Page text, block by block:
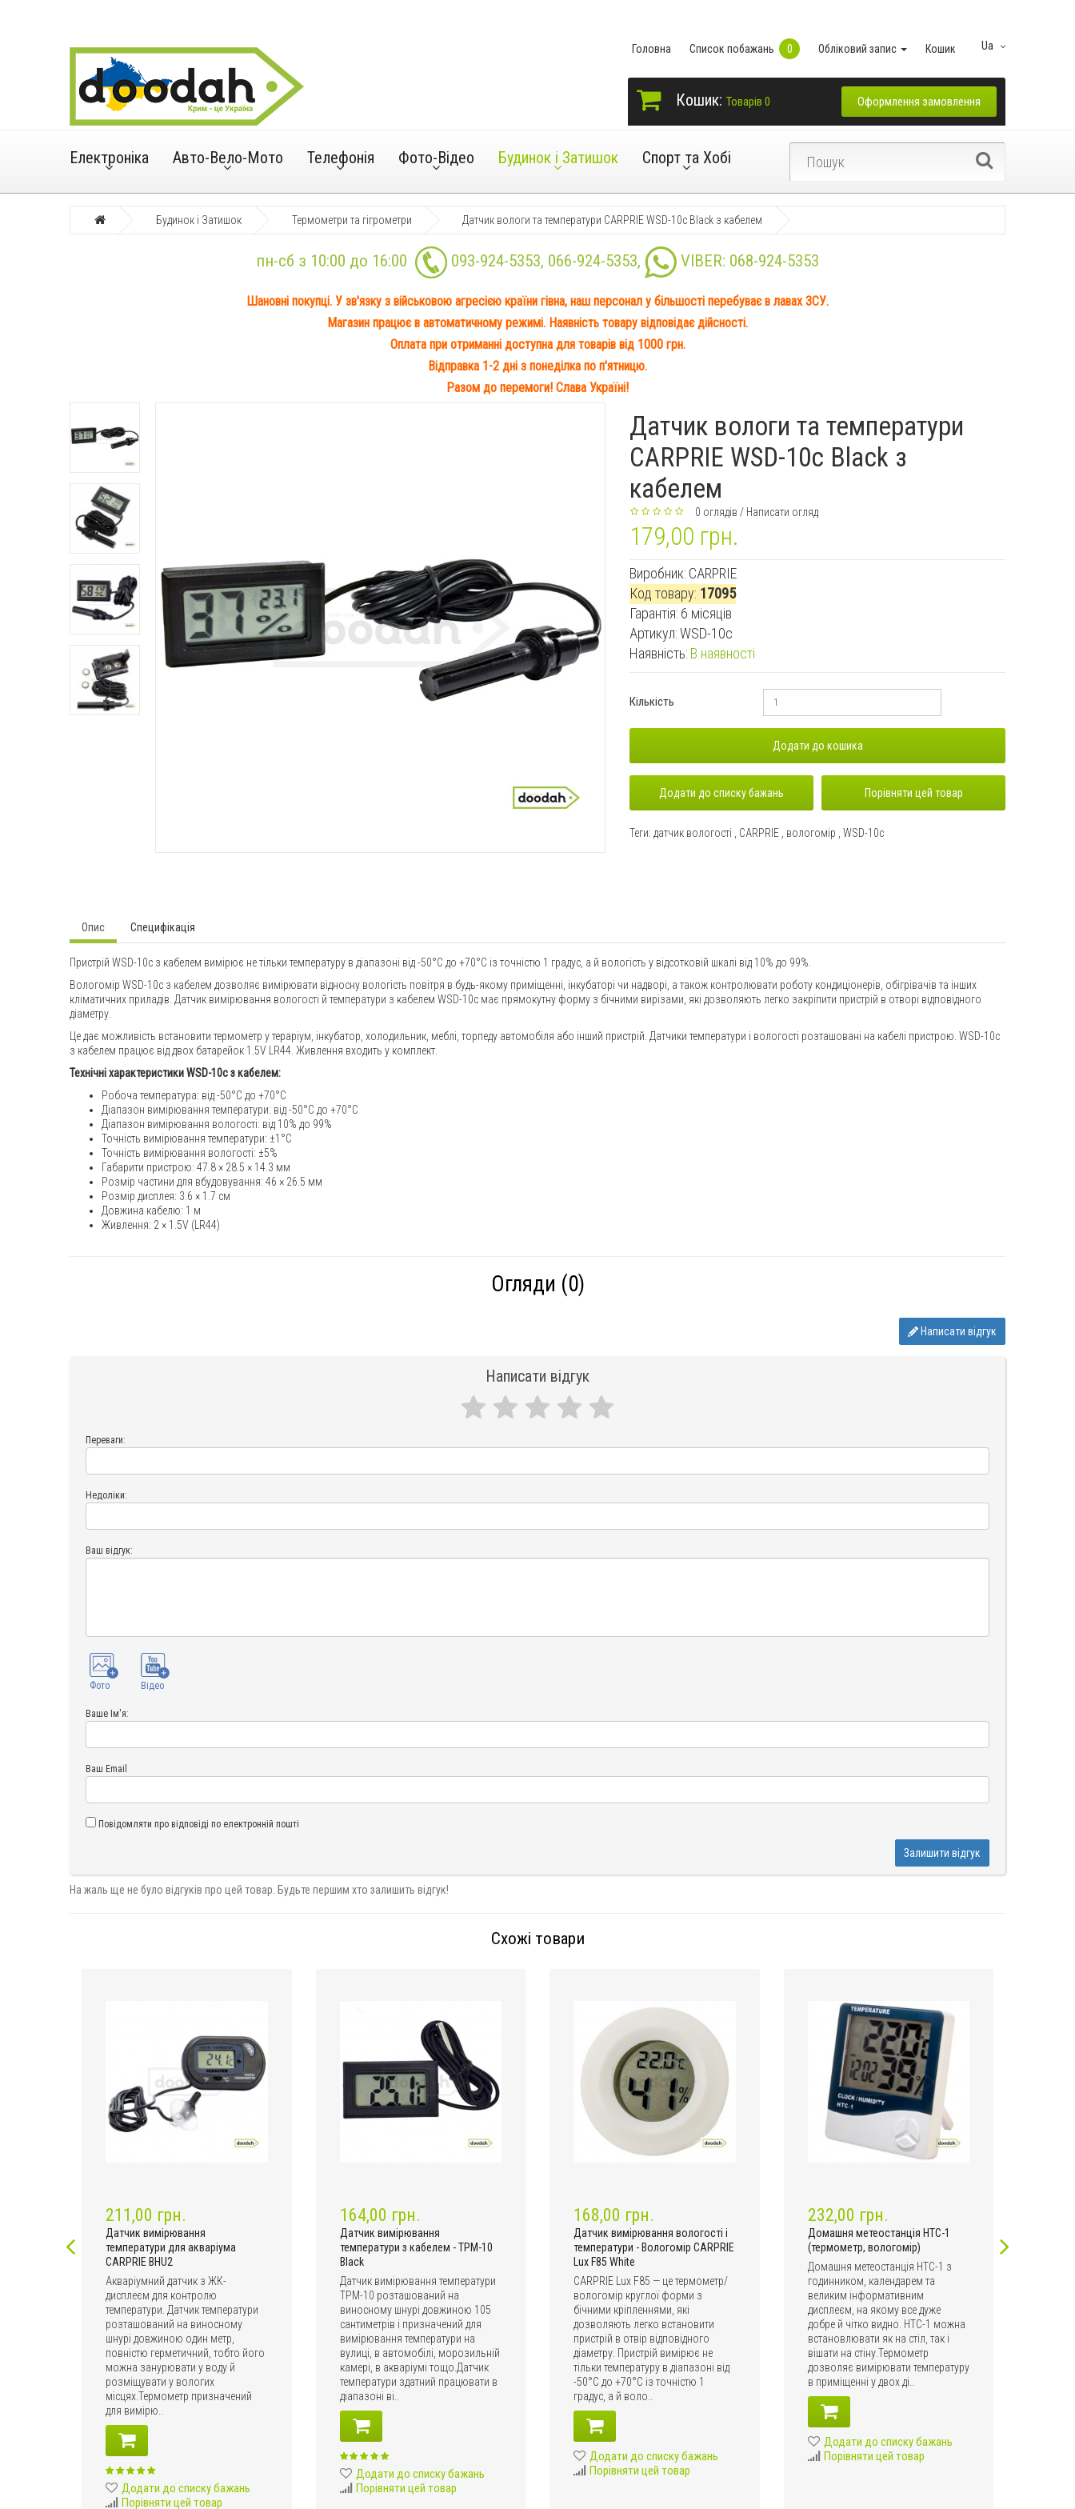
Ua
Головна Список побажань 0 Обліковий запис Кошик
Кошик: Товарів 0 Оформлення замовлення
Електроніка Авто-Вело-Мото Телефонія Фото-Відео Будинок і Затишок Спорт та Хобі
Будинок і Затишок Термометри та гігрометри Датчик вологи та температури CARPRIE WSD-10c Black з кабелем
пн-сб з 10:00 до 16:00 093-924-5353, 066-924-5353, VIBER: 068-924-5353
Шановні покупці. У зв'язку з військовою агресією країни гівна, наш персонал у більшості перебуває в лавах ЗСУ.
Магазин працює в автоматичному режимі. Наявність товару відповідає дійсності.
Оплата при отриманні доступна для товарів від 1000 грн.
Відправка 1-2 дні з понеділка по п'ятницю.
Разом до перемоги! Слава Україні!
Датчик вологи та температури
CARPRIE WSD-10c Black з
кабелем
0 оглядів / Написати огляд
179,00 грн.
Виробник: CARPRIE
Код товару: 17095
Гарантiя: 6 місяців
Артикул:WSD-10c
Наявність: В наявності
Кількість
Додати до кошика
Додати до списку бажань Порівняти цей товар
Теги: датчик вологості CARPRIE вологомір WSD-10c
Опис Специфікація
Пристрій WSD-10c з кабелем вимірює не тільки температуру в діапазоні від -50°C до +70°C із точністю 1 градус, а й вологість у відсотковій шкалі від 10% до 99%.
Вологомір WSD-10c з кабелем дозволяє вимірювати відносну вологість повітря в будь-якому приміщенні, інкубаторі чи надворі, а також контролювати роботу кондиціонерів, обігрівачів та інших
кліматичних приладів. Датчик вимірювання вологості й температури з кабелем WSD-10c має прямокутну форму з бічними вирізами, які дозволяють легко закріпити пристрій в отворі відповідного
діаметру.
Це дає можливість встановити термометр у тераріум, інкубатор, холодильник, меблі, торпеду автомобіля або інший пристрій. Датчики температури і вологості розташовані на кабелі пристрою. WSD-10c
з кабелем працює від двох батарейок 1.5V LR44. Живлення входить у комплект.
Технічні характеристики WSD-10c з кабелем:
Робоча температура: від -50°C до +70°C
Діапазон вимірювання температури: від -50°C до +70°C
Діапазон вимірювання вологості: від 10% до 99%
Точність вимірювання температури: ±1°C
Точність вимірювання вологості: ±5%
Габарити пристрою: 47.8 × 28.5 × 14.3 мм
Розмір частини для вбудовування: 46 × 26.5 мм
Розмір дисплея: 3.6 × 1.7 см
Довжина кабелю: 1 м
Живлення: 2 × 1.5V (LR44)
Огляди (0)
Написати відгук
Написати відгук
Переваги:
Недоліки:
Ваш відгук:
Фото Відео
Ваше Ім'я:
Ваш Email
Повідомляти про відповіді по електронній пошті
Залишити відгук
На жаль ще не було відгуків про цей товар. Будьте першим хто залишить відгук!
Схожі товари
211,00 грн.
Датчик вимірювання
температури для акваріума
CARPRIE BHU2
Акваріумний датчик з ЖК-
дисплеєм для контролю
температури. Датчик температури
розташований на виносному
шнурі довжиною один метр,
повністю герметичний, тобто його
можна занурювати у воду й
розміщувати у вологих
місцях.Термометр призначений
для вимірю..
Додати до списку бажань
Порівняти цей товар
164,00 грн.
Датчик вимірювання
температури з кабелем - TPM-10
Black
Датчик вимірювання температури
TPM-10 розташований на
виносному шнурі довжиною 105
сантиметрів і призначений для
вимірювання температури на
вулиці, в автомобілі, морозильній
камері, в акваріумі тощо.Датчик
температури здатний працювати в
діапазоні ві..
Додати до списку бажань
Порівняти цей товар
168,00 грн.
Датчик вимірювання вологості і
температури - Вологомір CARPRIE
Lux F85 White
CARPRIE Lux F85 — це термометр/
вологомір круглої форми з
бічними кріпленнями, які
дозволяють легко встановити
пристрій в отвір відповідного
діаметру. Пристрій вимірює не
тільки температуру в діапазоні від
-50°C до +70°C із точністю 1
градус, а й воло..
Додати до списку бажань
Порівняти цей товар
232,00 грн.
Домашня метеостанція HTC-1
(термометр, вологомір)
Домашня метеостанція HTC-1 з
годинником, календарем та
великим інформативним
дисплеєм, на якому все дуже
добре й чітко видно. HTC-1 можна
встановлювати як на стіл, так і
вішати на стіну.Термометр
дозволяє вимірювати температуру
в приміщенні у двох ді..
Додати до списку бажань
Порівняти цей товар